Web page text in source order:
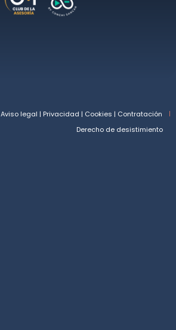
Aviso legal | Privacidad | Cookies | Contratación
Derecho de desistimiento